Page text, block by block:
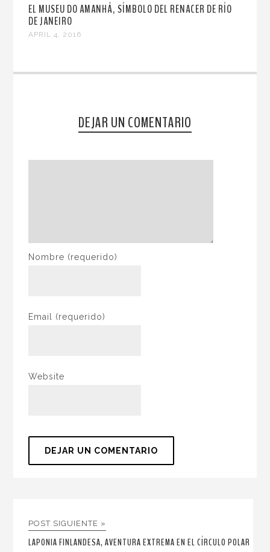
EL MUSEU DO AMANHÁ, SÍMBOLO DEL RENACER DE RÍO
DE JANEIRO
APRIL 4, 2016
DEJAR UN COMENTARIO
Nombre (requerido)
Email (requerido)
Website
POST SIGUIENTE »
LAPONIA FINLANDESA, AVENTURA EXTREMA EN EL CÍRCULO POLAR